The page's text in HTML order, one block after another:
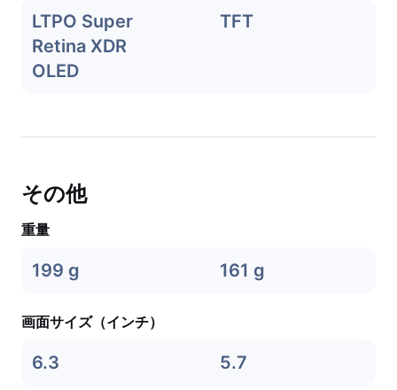
LTPO Super
Retina XDR
OLED
TFT
その他
重量
199 g 161 g
画面サイズ（インチ）
6.3 5.7